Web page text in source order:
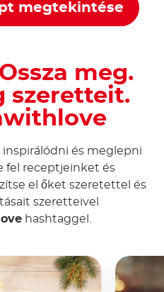
megtekintése
meg.
szeretteit.
és meglepni
fel receptjeinket és
el őket szeretettel és
szeretteivel
hashtaggel.